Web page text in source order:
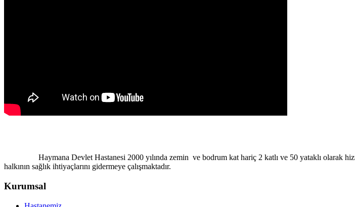
Haymana Devlet Hastanesi 2000 yılında zemin ve bodrum kat hariç 2 katlı ve 50 yataklı olarak
halkının sağlık ihtiyaçlarını gidermeye çalışmaktadır.
Kurumsal